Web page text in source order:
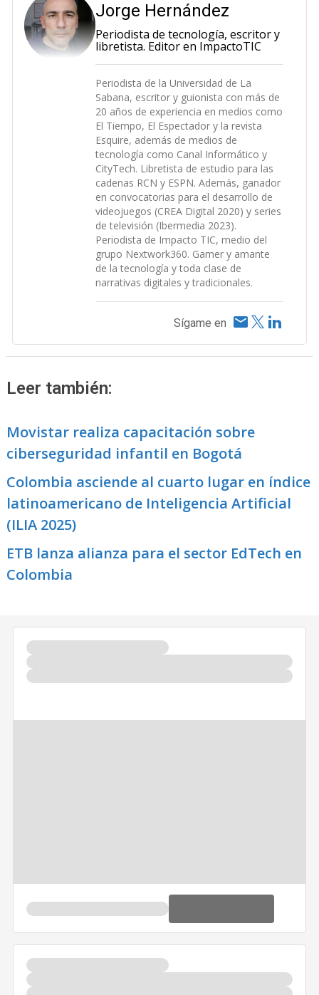
Jorge Hernández
Periodista de tecnología, escritor y
libretista. Editor en ImpactoTIC
Periodista de la Universidad de La
Sabana, escritor y guionista con más de
20 años de experiencia en medios como
El Tiempo, El Espectador y la revista
Esquire, además de medios de
tecnología como Canal Informático y
CityTech. Libretista de estudio para las
cadenas RCN y ESPN. Además, ganador
en convocatorias para el desarrollo de
videojuegos (CREA Digital 2020) y series
de televisión (Ibermedia 2023).
Periodista de Impacto TIC, medio del
grupo Nextwork360. Gamer y amante
de la tecnología y toda clase de
narrativas digitales y tradicionales.
Sígame en
Leer también:
Movistar realiza capacitación sobre
ciberseguridad infantil en Bogotá
Colombia asciende al cuarto lugar en índice
latinoamericano de Inteligencia Artificial
(ILIA 2025)
ETB lanza alianza para el sector EdTech en
Colombia